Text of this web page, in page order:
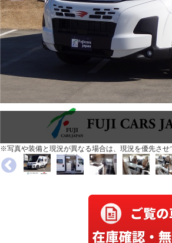
※写真や装備と現況が異なる場合は、現況を優先させ